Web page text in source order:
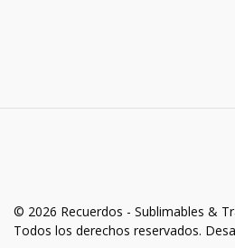
© 2026 Recuerdos - Sublimables &
Todos los derechos reservados.